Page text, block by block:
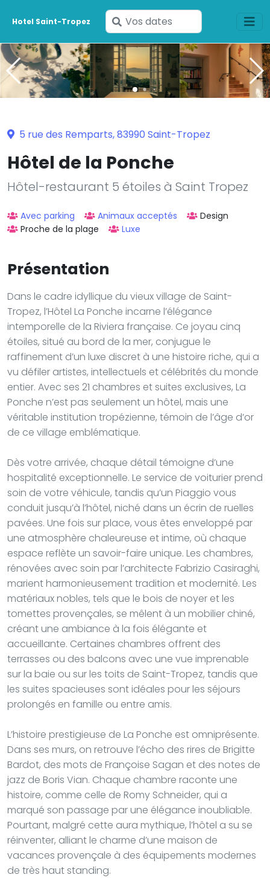
Hotel Saint-Tropez
Saisissez
vos
dates
5 rue des Remparts, 83990 Saint-Tropez
Hôtel de la Ponche
Hôtel-restaurant 5 étoiles à Saint Tropez
Avec parking Animaux acceptés
Design
Proche de la plage
Luxe
Présentation
Dans le cadre idyllique du vieux village de Saint-
Tropez, l’Hôtel La Ponche incarne l’élégance
intemporelle de la Riviera française. Ce joyau cinq
étoiles, situé au bord de la mer, conjugue le
raffinement d’un luxe discret à une histoire riche, qui a
vu défiler artistes, intellectuels et célébrités du monde
entier. Avec ses 21 chambres et suites exclusives, La
Ponche n’est pas seulement un hôtel, mais une
véritable institution tropézienne, témoin de l’âge d’or
de ce village emblématique.
Dès votre arrivée, chaque détail témoigne d’une
hospitalité exceptionnelle. Le service de voiturier prend
soin de votre véhicule, tandis qu’un Piaggio vous
conduit jusqu’à l’hôtel, niché dans un écrin de ruelles
pavées. Une fois sur place, vous êtes enveloppé par
une atmosphère chaleureuse et intime, où chaque
espace reflète un savoir-faire unique. Les chambres,
rénovées avec soin par l’architecte Fabrizio Casiraghi,
marient harmonieusement tradition et modernité. Les
matériaux nobles, tels que le bois de noyer et les
tomettes provençales, se mêlent à un mobilier chiné,
créant une ambiance à la fois élégante et
accueillante. Certaines chambres offrent des
terrasses ou des balcons avec une vue imprenable
sur la baie ou sur les toits de Saint-Tropez, tandis que
les suites spacieuses sont idéales pour les séjours
prolongés en famille ou entre amis.
L’histoire prestigieuse de La Ponche est omniprésente.
Dans ses murs, on retrouve l’écho des rires de Brigitte
Bardot, des mots de Françoise Sagan et des notes de
jazz de Boris Vian. Chaque chambre raconte une
histoire, comme celle de Romy Schneider, qui a
marqué son passage par une élégance inoubliable.
Pourtant, malgré cette aura mythique, l’hôtel a su se
réinventer, alliant le charme d’une maison de
vacances provençale à des équipements modernes
de très haut standing.